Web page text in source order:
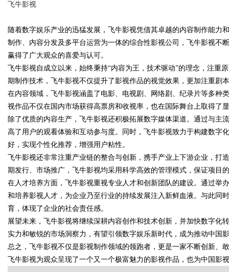
uz
!
飞牛影视
随着数字娱乐产业的迅猛发展，飞牛影视凭借其卓越的内容制作能力
制作、内容分发及多平台运营为一体的综合性影视公司，飞牛影视不
赢得了广大观众的喜爱与认可。
飞牛影视自成立以来，始终秉持“内容为王，技术驱动”的理念，注
期制作技术，飞牛影视不仅提升了影视作品的视觉效果，更加注重剧
在内容领域，飞牛影视涵盖了电影、电视剧、网络剧、纪录片等多种
视作品不仅在国内市场获得高票房和收视率，也在国际舞台上取得了
除了优质的内容生产，飞牛影视还积极拓展数字媒体渠道。通过与主
高了用户的观看体验和互动参与度。同时，飞牛影视致力于构建数字
好，实现个性化推荐，增强用户粘性。
飞牛影视还非常注重产业链的整合与创新，携手产业上下游企业，
期发行、市场推广，飞牛影视均采用科学高效的管理模式，保证项目
在人才培养方面，飞牛影视重视专业人才和创新团队的建设。通过举
和培养影视人才，为企业乃至行业的持续发展注入新鲜血液。与此同
育，体现了企业的社会责任感。
展望未来，飞牛影视将继续深耕内容创作和技术创新，并加快数字化
实力和敏锐的市场洞察力，有望引领数字娱乐新时代，成为推动中国
总之，飞牛影视不仅是影视制作领域的领跑者，更是一家不断创新、
飞牛影视为观众呈现了一个又一个极富魅力的影视作品，也为中国影
配眼镜
花钱，ai却天天给他免费派单？